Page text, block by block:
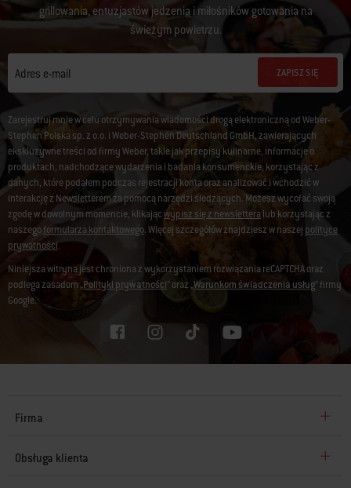
grillowania, entuzjastów jedzenia i miłośników gotowania na
świeżym powietrzu.
Adres e-mail ZAPISZ SIĘ
Zarejestruj mnie w celu otrzymywania wiadomości drogą elektroniczną od Weber-
Stephen Polska sp. z o.o. i Weber-Stephen Deutschland GmbH, zawierających
ekskluzywne treści od firmy Weber, takie jak przepisy kulinarne, informacje o
produktach, nadchodzące wydarzenia i badania konsumenckie, korzystając z
danych, które podałem podczas rejestracji konta oraz analizować i wchodzić w
interakcję z Newsletterem za pomocą narzędzi śledzących. Możesz wycofać swoją
zgodę w dowolnym momencie, klikającwypisz się z newslettera lub korzystając z
naszegoformularza kontaktowego. Więcej szczegółów znajdziesz w naszej polityce
prywatności.
Niniejsza witryna jest chroniona z wykorzystaniem rozwiązania reCAPTCHA oraz
podlega zasadom „Polityki prywatności” oraz „Warunkom świadczenia usług” firmy
Google.
Firma
Obsługa klienta